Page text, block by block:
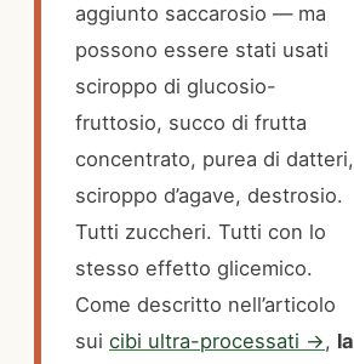
aggiunto saccarosio — ma
possono essere stati usati
sciroppo di glucosio-
fruttosio, succo di frutta
concentrato, purea di datteri,
sciroppo d’agave, destrosio.
Tutti zuccheri. Tutti con lo
stesso effetto glicemico.
Come descritto nell’articolo
sui cibi ultra-processati →, la